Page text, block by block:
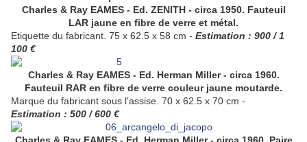
Charles & Ray EAMES - Ed. ZENITH - circa 1950. Fauteuil
LAR jaune en fibre de verre et métal.
Etiquette du fabricant. 75 x 62.5 x 58 cm - Estimation : 900 / 1
100 €
Charles & Ray EAMES - Ed. Herman Miller - circa 1960.
Fauteuil RAR en fibre de verre couleur jaune moutarde.
Marque du fabricant sous l'assise. 70 x 62.5 x 70 cm -
Estimation : 500 / 600 €